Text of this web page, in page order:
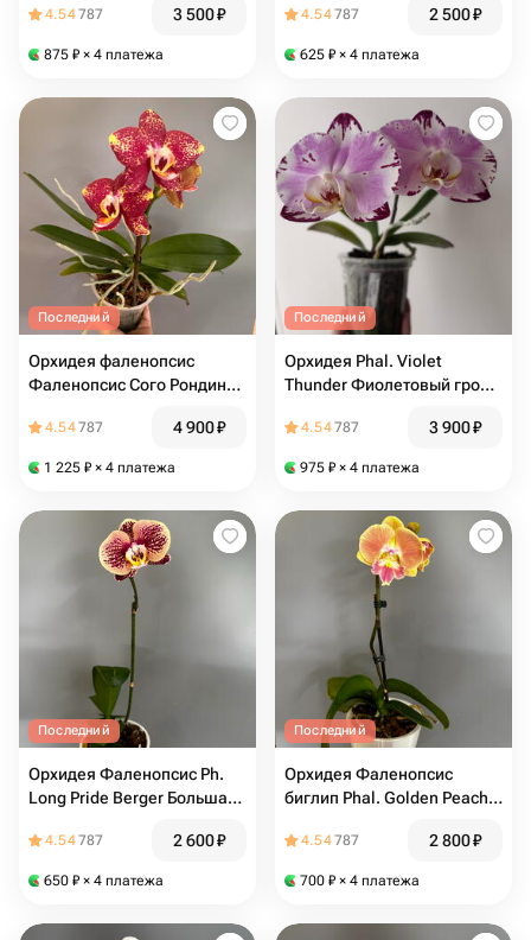
4.54787 3 500₽
875 ₽ × 4 платежа
4.54787 2 500₽
625 ₽ × 4 платежа
Последний
Орхидея фаленопсис
Фаленопсис Сого Рондини
сейчас)
4.54787 4 900₽
1 225 ₽ × 4 платежа
Последний
Орхидея Phal. Violet
Thunder Фиолетовый гром
4.54787 3 900₽
975 ₽ × 4 платежа
Последний
Орхидея Фаленопсис Ph.
Long Pride Berger Большая
цветёт)
4.54787 2 600₽
650 ₽ × 4 платежа
Последний
Орхидея Фаленопсис
биглип Phal. Golden Peach
4.54787 2 800₽
700 ₽ × 4 платежа